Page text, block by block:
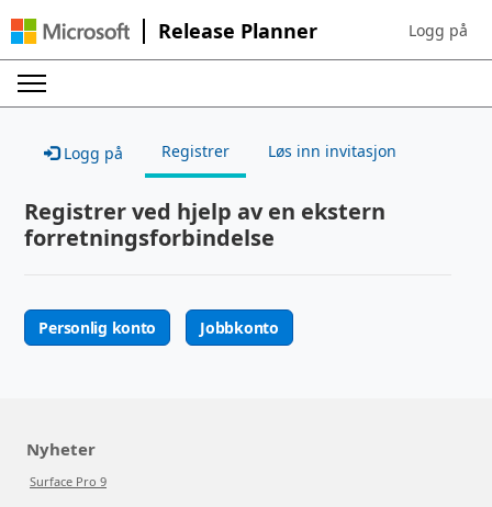
Release Planner Sign in to
Logg på
Logg på Registrer Løs inn invitasjon
Registrer ved hjelp av en ekstern
forretningsforbindelse
Personlig konto Jobbkonto
Nyheter
Surface Pro 9